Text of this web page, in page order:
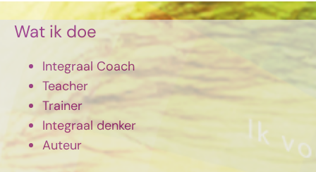
Wat ik doe
Integraal Coach
Teacher
Trainer
Integraal denker
Auteur